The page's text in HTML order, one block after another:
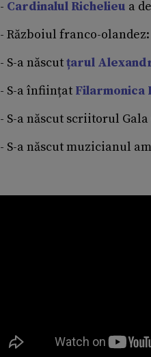
- Cardinalul Richelieu a
- Războiul franco-olandez:
- S-a născutțarul
- S-a înființat Filarmonica
- S-a născut scriitorul
- S-a născut muzicianul